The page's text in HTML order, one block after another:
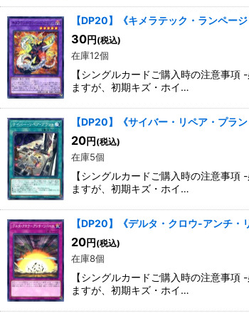
【DP20】《キメラテック・ランペー
30円 (税込)
在庫12個
【シングルカードご購入時の注意事
ますが、初期キズ・ホイ…
【DP20】《サイバー・リペア・プラン
20円 (税込)
在庫5個
【シングルカードご購入時の注意事
ますが、初期キズ・ホイ…
【DP20】《デルタ・クロウ-アンチ・
20円 (税込)
在庫8個
【シングルカードご購入時の注意事
ますが、初期キズ・ホイ…